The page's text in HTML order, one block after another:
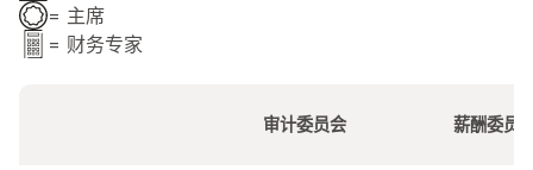
= 主席
= 财务专家
审计委员会 薪酬委员